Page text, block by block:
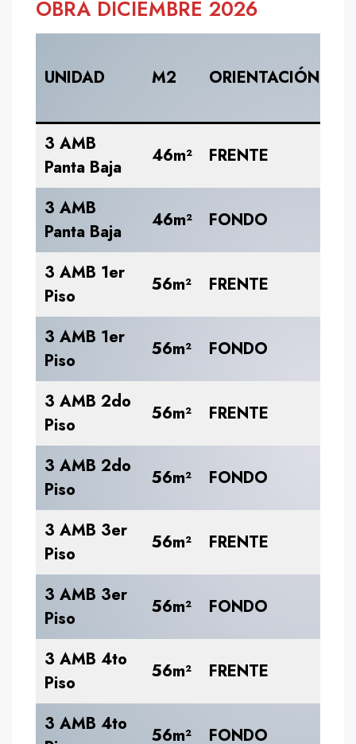
OBRA DICIEMBRE 2026
UNIDAD M2 ORIENTACIÓN
3 AMB
Panta Baja
46m² FRENTE
3 AMB
Panta Baja
46m² FONDO
3 AMB 1er
Piso
56m² FRENTE
3 AMB 1er
Piso
56m² FONDO
3 AMB 2do
Piso
56m² FRENTE
3 AMB 2do
Piso
56m² FONDO
3 AMB 3er
Piso
56m² FRENTE
3 AMB 3er
Piso
56m² FONDO
3 AMB 4to
Piso
56m² FRENTE
3 AMB 4to
56m² FONDO